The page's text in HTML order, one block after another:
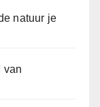
natuur je
van